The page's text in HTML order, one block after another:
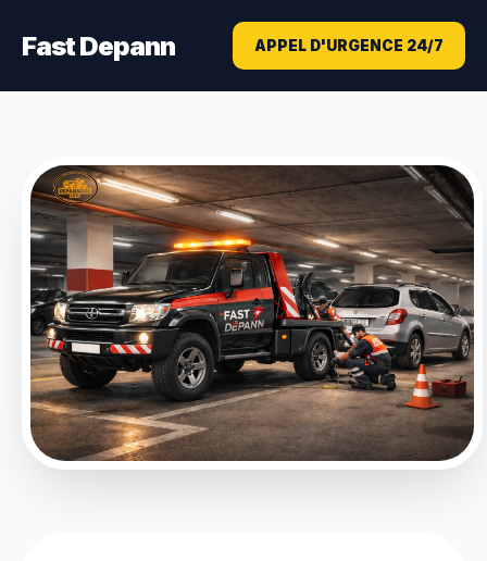
Fast Depann APPEL D'URGENCE 24/7